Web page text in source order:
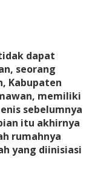
dapat
seorang
Kabupaten
memiliki
sebelumnya
itu akhirnya
rumahnya
yang diinisiasi